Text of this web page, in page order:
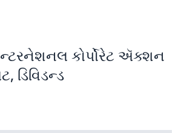
કોર્પોરેટ ઍક્શન
ડિવિડન્ડ